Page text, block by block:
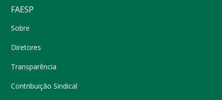
FAESP
Sobre
Diretores
Transparência
Contribuição Sindical